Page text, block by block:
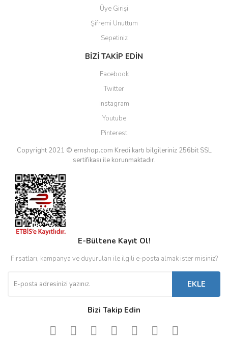
Üye Girişi
Şifremi Unuttum
Sepetiniz
BİZİ TAKİP EDİN
Facebook
Twitter
Instagram
Youtube
Pinterest
Copyright 2021 © ernshop.com Kredi kartı bilgileriniz 256bit SSL
sertifikası ile korunmaktadır.
E-Bültene Kayıt Ol!
Fırsatları, kampanya ve duyuruları ile ilgili e-posta almak ister misiniz?
EKLE
Bizi Takip Edin